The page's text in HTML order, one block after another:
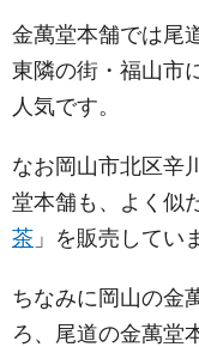
金萬堂本舗では尾
東隣の街・福山市
人気です。
なお岡山市北区辛
堂本舗も、よく似
茶 」を販売してい
ちなみに岡山の金
ろ、尾道の金萬堂